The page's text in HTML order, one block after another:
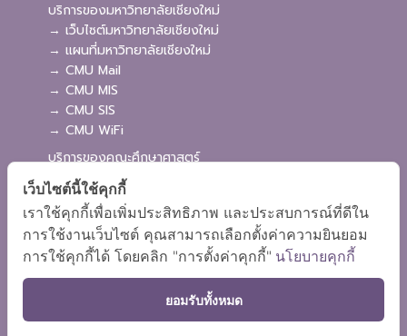
บริการของมหาวิทยาลัยเชียงใหม่
→ เว็บไซต์มหาวิทยาลัยเชียงใหม่
→ แผนที่มหาวิทยาลัยเชียงใหม่
→ CMU Mail
→ CMU MIS
→ CMU SIS
→ CMU WiFi
บริการของคณะศึกษาศาสตร์
→ เว็บไซต์คณะศึกษาศาสตร์
→ ระบบจัดการเว็บไซต์
→ ระบบ Admission
→ EDU MIS
→ EDU SIS
เว็บไซต์นี้ใช้คุกกี้
เราใช้คุกกี้เพื่อเพิ่มประสิทธิภาพ และประสบการณ์ที่ดีใน
การใช้งานเว็บไซต์ คุณสามารถเลือกตั้งค่าความยินยอม
การใช้คุกกี้ได้ โดยคลิก "การตั้งค่าคุกกี้" นโยบายคุกกี้
ยอมรับทั้งหมด